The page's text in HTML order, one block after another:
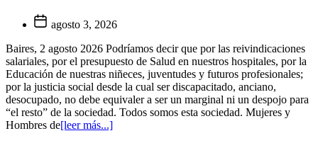
agosto 3, 2026
Baires, 2 agosto 2026 Podríamos decir que por las reivindicaciones
salariales, por el presupuesto de Salud en nuestros hospitales, por la
Educación de nuestras niñeces, juventudes y futuros profesionales;
por la justicia social desde la cual ser discapacitado, anciano,
desocupado, no debe equivaler a ser un marginal ni un despojo para
“el resto” de la sociedad. Todos somos esta sociedad. Mujeres y
Hombres de[leer más...]